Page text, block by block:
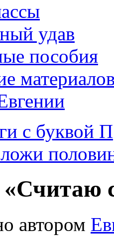
удав
пособия
с буквой П
«Считаю
автором